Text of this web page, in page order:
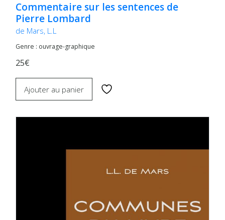
Commentaire sur les sentences de
Pierre Lombard
de Mars, L.L
Genre : ouvrage-graphique
25€
Ajouter au panier